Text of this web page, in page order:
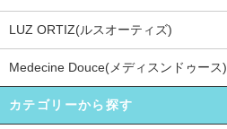
LUZ ORTIZ(ルスオーティズ)
Medecine Douce(メディスンドゥース)
カテゴリーから探す